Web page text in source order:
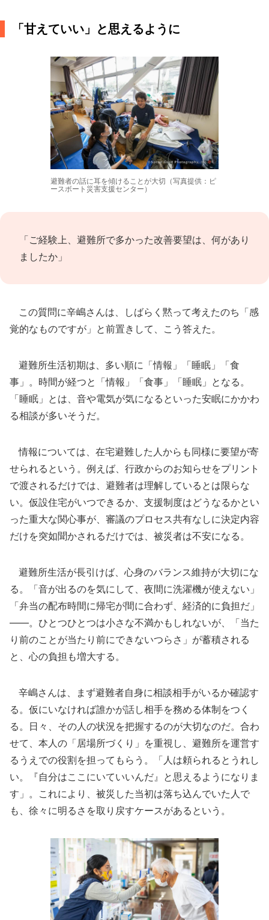
「甘えていい」と思えるように
避難者の話に耳を傾けることが大切（写真提供：ピ
ースボート災害支援センター）
「ご経験上、避難所で多かった改善要望は、何があり
ましたか」
この質問に辛嶋さんは、しばらく黙って考えたのち「感
覚的なものですが」と前置きして、こう答えた。
避難所生活初期は、多い順に「情報」「睡眠」「食
事」。時間が経つと「情報」「食事」「睡眠」となる。
「睡眠」とは、音や電気が気になるといった安眠にかかわ
る相談が多いそうだ。
情報については、在宅避難した人からも同様に要望が寄
せられるという。例えば、行政からのお知らせをプリント
で渡されるだけでは、避難者は理解しているとは限らな
い。仮設住宅がいつできるか、支援制度はどうなるかとい
った重大な関心事が、審議のプロセス共有なしに決定内容
だけを突如聞かされるだけでは、被災者は不安になる。
避難所生活が長引けば、心身のバランス維持が大切にな
る。「音が出るのを気にして、夜間に洗濯機が使えない」
「弁当の配布時間に帰宅が間に合わず、経済的に負担だ」
――。ひとつひとつは小さな不満かもしれないが、「当た
り前のことが当たり前にできないつらさ」が蓄積される
と、心の負担も増大する。
辛嶋さんは、まず避難者自身に相談相手がいるか確認す
る。仮にいなければ誰かが話し相手を務める体制をつく
る。日々、その人の状況を把握するのが大切なのだ。合わ
せて、本人の「居場所づくり」を重視し、避難所を運営す
るうえでの役割を担ってもらう。「人は頼られるとうれし
い。『自分はここにいていいんだ』と思えるようになりま
す」。これにより、被災した当初は落ち込んでいた人で
も、徐々に明るさを取り戻すケースがあるという。